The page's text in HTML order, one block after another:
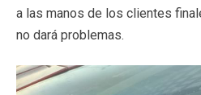
a las manos de los clientes
no dará problemas.